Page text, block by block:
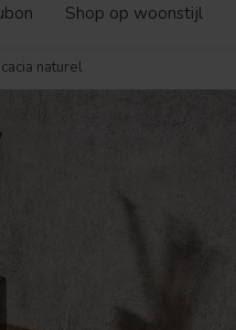
Shop op woonstijl
naturel